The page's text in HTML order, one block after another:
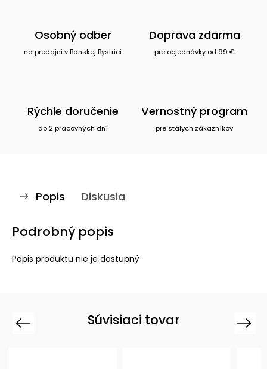
Osobný odber
na predajni v Banskej Bystrici
Doprava zdarma
pre objednávky od 99 €
Rýchle doručenie
do 2 pracovných dní
Vernostný program
pre stálych zákazníkov
Popis Diskusia
Podrobný popis
Popis produktu nie je dostupný
Súvisiaci tovar
Previous Next